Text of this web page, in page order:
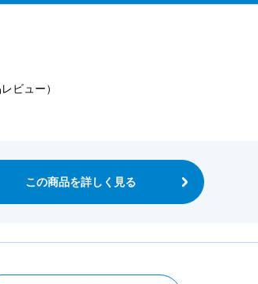
ビュー）
この商品を詳しく見る